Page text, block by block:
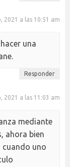
2021 a las 10:51 am
una
Responder
2021 a las 11:03 am
mediante
ahora bien
cuando uno